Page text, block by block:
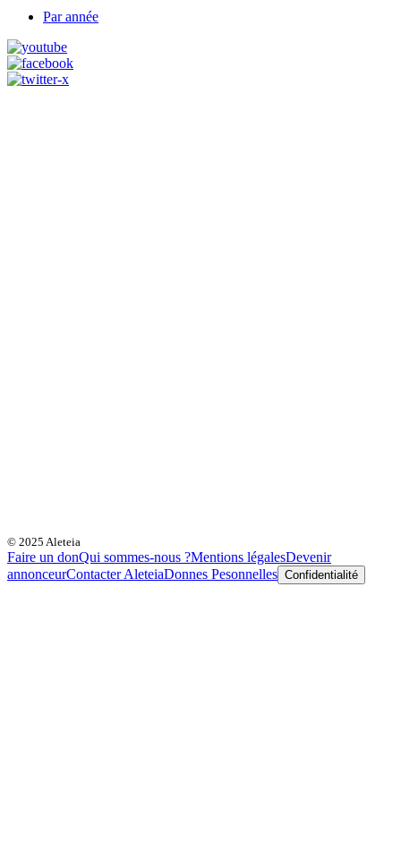
Par année
© 2025 Aleteia
Faire un donQui sommes-nous ?Mentions légalesDevenir
annonceurContacter AleteiaDonnes Pesonnelles Confidentialité